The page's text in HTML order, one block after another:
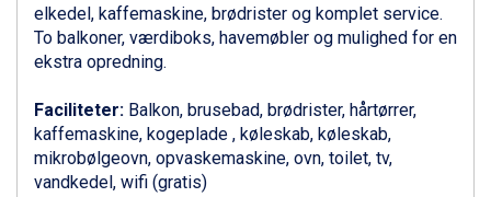
La Thuile fra DKK 4.595
Val Thorens fra DKK 5.395
Cervinia fra DKK 5.295
Bad Hofgastein fra DKK 5.495
Passo Tonale fra DKK 3.795
Saalbach fra DKK 5.945
Champoluc fra DKK 3.795
elkedel, kaffemaskine, brødrister og komplet service.
To balkoner, værdiboks, havemøbler og mulighed for en
ekstra opredning.
Faciliteter: Balkon, brusebad, brødrister, hårtørrer,
kaffemaskine, kogeplade , køleskab, køleskab,
mikrobølgeovn, opvaskemaskine, ovn, toilet, tv,
vandkedel, wifi (gratis)